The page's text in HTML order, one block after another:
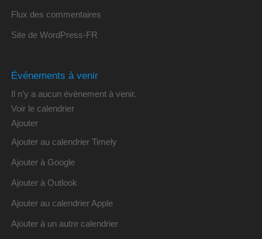
Flux des commentaires
Site de WordPress-FR
Événements à venir
Il n’y a aucun évènement à venir.
Voir le calendrier
Ajouter
Ajouter au calendrier Timely
Ajouter à Google
Ajouter à Outlook
Ajouter au calendrier Apple
Ajouter à un autre calendrier